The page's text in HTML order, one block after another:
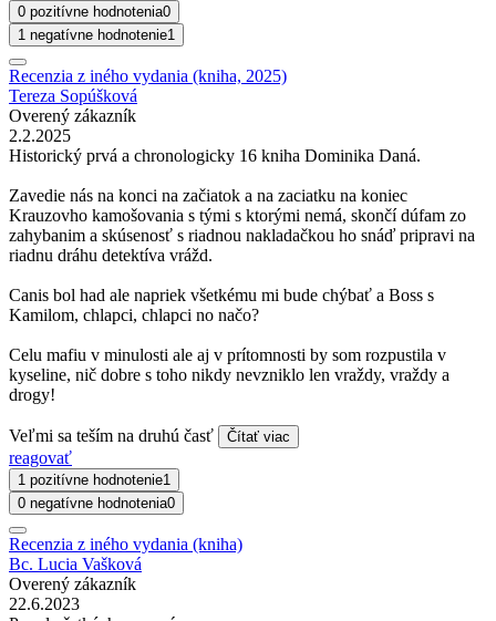
0 pozitívne hodnotenia0
1 negatívne hodnotenie1
Recenzia z iného vydania (kniha, 2025)
Tereza Sopúšková
Overený zákazník
2.2.2025
Historický prvá a chronologicky 16 kniha Dominika Daná.
Zavedie nás na konci na začiatok a na zaciatku na koniec
Krauzovho kamošovania s tými s ktorými nemá, skončí dúfam zo
zahybanim a skúsenosť s riadnou nakladačkou ho snáď pripravi na
riadnu dráhu detektíva vrážd.
Canis bol had ale napriek všetkému mi bude chýbať a Boss s
Kamilom, chlapci, chlapci no načo?
Celu mafiu v minulosti ale aj v prítomnosti by som rozpustila v
kyseline, nič dobre s toho nikdy nevzniklo len vraždy, vraždy a
drogy!
Veľmi sa teším na druhú časť Čítať viac
reagovať
1 pozitívne hodnotenie1
0 negatívne hodnotenia0
Recenzia z iného vydania (kniha)
Bc. Lucia Vašková
Overený zákazník
22.6.2023